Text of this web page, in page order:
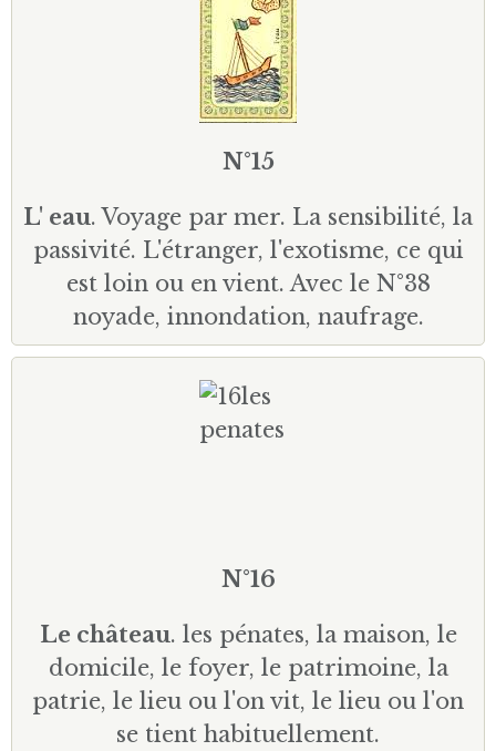
N°15
L' eau. Voyage par mer. La sensibilité, la
passivité. L'étranger, l'exotisme, ce qui
est loin ou en vient. Avec le N°38
noyade, innondation, naufrage.
N°16
Le château. les pénates, la maison, le
domicile, le foyer, le patrimoine, la
patrie, le lieu ou l'on vit, le lieu ou l'on
se tient habituellement.